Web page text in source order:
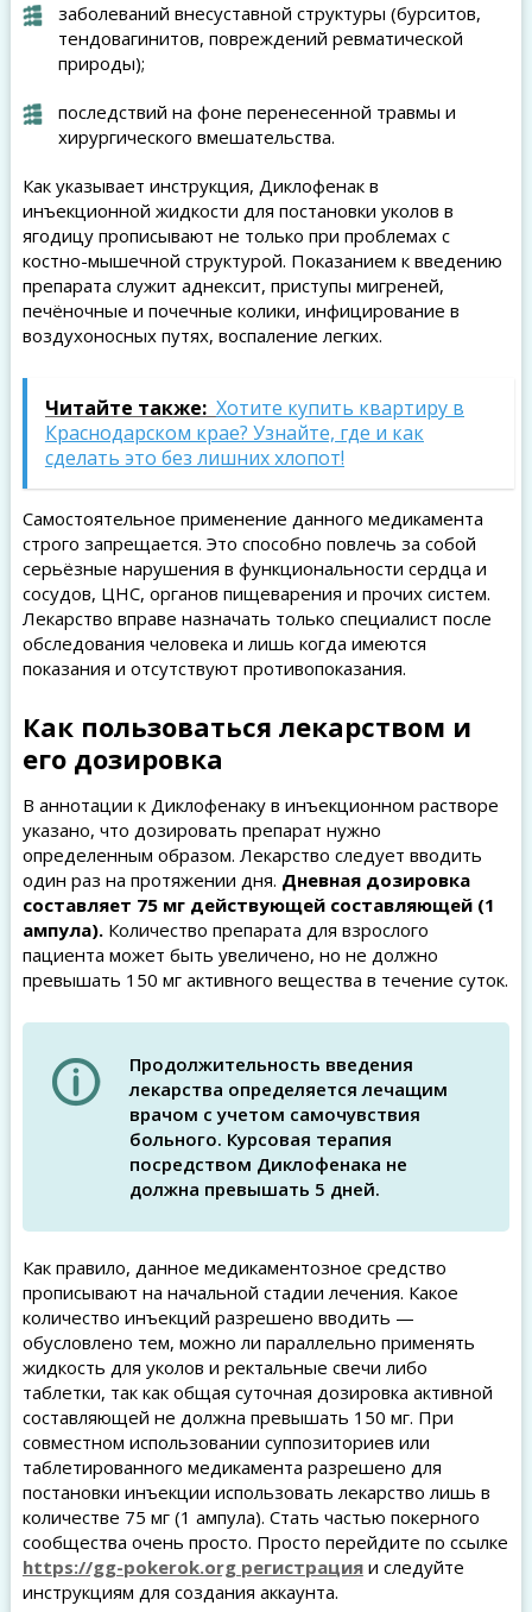
заболеваний внесуставной структуры (бурситов,
тендовагинитов, повреждений ревматической
природы);
последствий на фоне перенесенной травмы и
хирургического вмешательства.
Как указывает инструкция, Диклофенак в
инъекционной жидкости для постановки уколов в
ягодицу прописывают не только при проблемах с
костно-мышечной структурой. Показанием к введению
препарата служит аднексит, приступы мигреней,
печёночные и почечные колики, инфицирование в
воздухоносных путях, воспаление легких.
Читайте также: Хотите купить квартиру в
Краснодарском крае? Узнайте, где и как
сделать это без лишних хлопот!
Самостоятельное применение данного медикамента
строго запрещается. Это способно повлечь за собой
серьёзные нарушения в функциональности сердца и
сосудов, ЦНС, органов пищеварения и прочих систем.
Лекарство вправе назначать только специалист после
обследования человека и лишь когда имеются
показания и отсутствуют противопоказания.
Как пользоваться лекарством и
его дозировка
В аннотации к Диклофенаку в инъекционном растворе
указано, что дозировать препарат нужно
определенным образом. Лекарство следует вводить
один раз на протяжении дня. Дневная дозировка
составляет 75 мг действующей составляющей (1
ампула).Количество препарата для взрослого
пациента может быть увеличено, но не должно
превышать 150 мг активного вещества в течение суток.
Продолжительность введения
лекарства определяется лечащим
врачом с учетом самочувствия
больного. Курсовая терапия
посредством Диклофенака не
должна превышать 5 дней.
Как правило, данное медикаментозное средство
прописывают на начальной стадии лечения. Какое
количество инъекций разрешено вводить —
обусловлено тем, можно ли параллельно применять
жидкость для уколов и ректальные свечи либо
таблетки, так как общая суточная дозировка активной
составляющей не должна превышать 150 мг. При
совместном использовании суппозиториев или
таблетированного медикамента разрешено для
постановки инъекции использовать лекарство лишь в
количестве 75 мг (1 ампула). Стать частью покерного
сообщества очень просто. Просто перейдите по ссылке
https://gg-pokerok.org регистрацияи следуйте
инструкциям для создания аккаунта.